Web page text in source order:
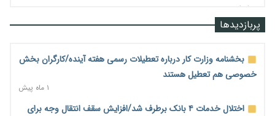
جدید
کاغذی چیست؟
هاشمی: توسعه ارتباطات کشور حتی در شرایط جنگی متوقف نشد
۴ ساعت پیش
پربازدیدها
بخشنامه وزارت کار درباره تعطیلات رسمی هفته آینده/کارگران بخش
خصوصی هم تعطیل هستند
۱ ماه پیش
اختلال خدمات ۴ بانک برطرف شد/افزایش سقف انتقال وجه برای